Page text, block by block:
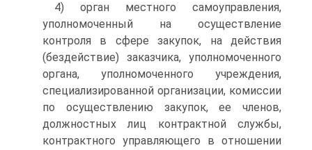
4) орган местного самоуправления,
уполномоченный на осуществление
контроля в сфере закупок, на действия
(бездействие) заказчика, уполномоченного
органа, уполномоченного учреждения,
специализированной организации, комиссии
по осуществлению закупок, ее членов,
должностных лиц контрактной службы,
контрактного управляющего в отношении